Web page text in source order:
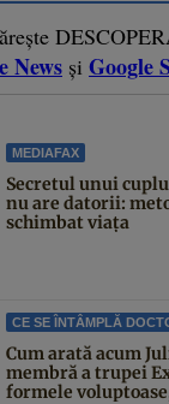
News și Google
MEDIAFAX
Secretul unui
nu are datorii:
schimbat viața
CE SE ÎNTÂMPLĂ
Cum arată acum
membră a trupei
formele